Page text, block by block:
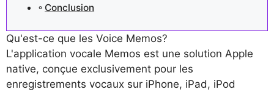
Conclusion
Qu'est-ce que les Voice Memos?
L'application vocale Memos est une solution Apple
native, conçue exclusivement pour les
enregistrements vocaux sur iPhone, iPad, iPod